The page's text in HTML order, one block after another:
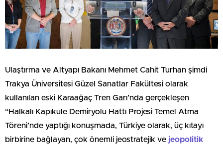
Ulaştırma ve Altyapı Bakanı Mehmet Cahit Turhan şimdi
Trakya Üniversitesi Güzel Sanatlar Fakültesi olarak
kullanılan eski Karaağaç Tren Garı’nda gerçekleşen
“Halkalı Kapıkule Demiryolu Hattı Projesi Temel Atma
Töreni’nde yaptığı konuşmada, Türkiye olarak, üç kıtayı
birbirine bağlayan, çok önemli jeostratejik ve jeopolitik